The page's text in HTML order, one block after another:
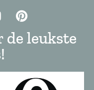
de leukste